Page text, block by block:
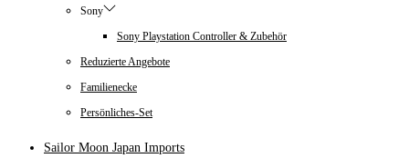
Sony
Sony Playstation Controller & Zubehör
Reduzierte Angebote
Familienecke
Persönliches-Set
Sailor Moon Japan Imports